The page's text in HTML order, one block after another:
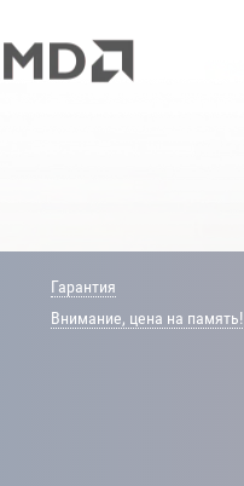
Гарантия
Внимание, цена на память!